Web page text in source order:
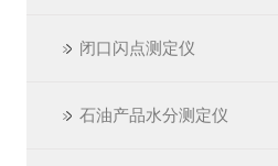
闭口闪点测定仪
石油产品水分测定仪